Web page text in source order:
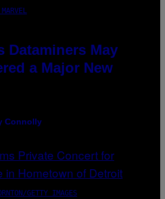
Dataminers May
a Major New
Connolly
GETTY IMAGES